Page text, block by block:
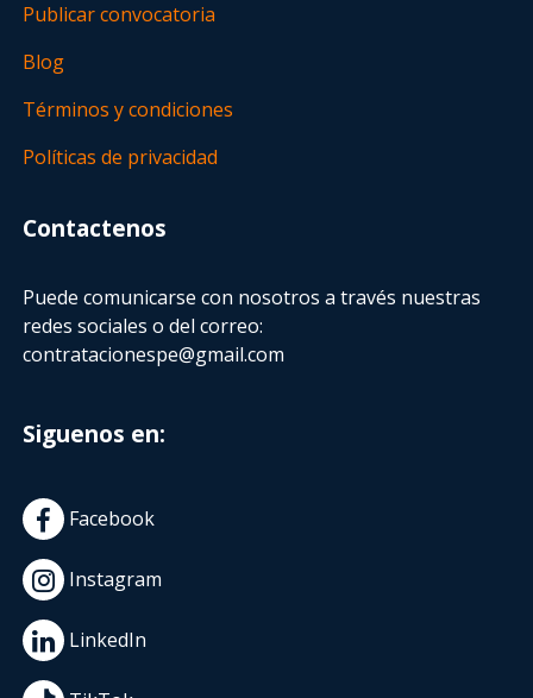
Publicar convocatoria
Blog
Términos y condiciones
Políticas de privacidad
Contactenos
Puede comunicarse con nosotros a través nuestras
redes sociales o del correo:
contratacionespe@gmail.com
Siguenos en:
Facebook
Instagram
LinkedIn